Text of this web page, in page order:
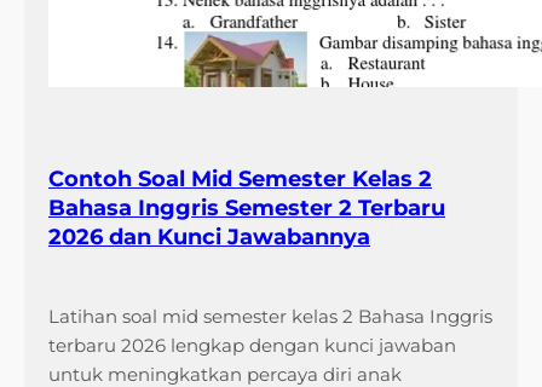
Contoh Soal Mid Semester Kelas 2
Bahasa Inggris Semester 2 Terbaru
2026 dan Kunci Jawabannya
Latihan soal mid semester kelas 2 Bahasa Inggris
terbaru 2026 lengkap dengan kunci jawaban
untuk meningkatkan percaya diri anak